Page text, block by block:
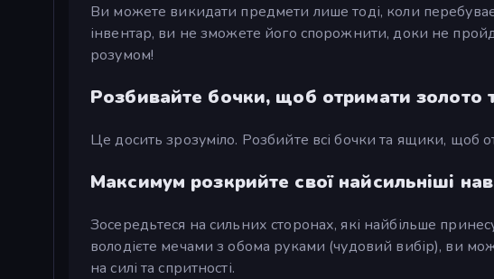
Ви можете викидати предмети лише тоді, коли
інвентар, ви не зможете його спорожнити, доки не
розумом!
Розбивайте бочки, щоб отримати золото
Це досить зрозуміло. Розбийте всі бочки та ящики, щоб
Максимум розкрийте свої найсильніші
Зосередьтеся на сильних сторонах, які найбільше
володієте мечами з обома руками (чудовий вибір), ви
на силі та спритності.